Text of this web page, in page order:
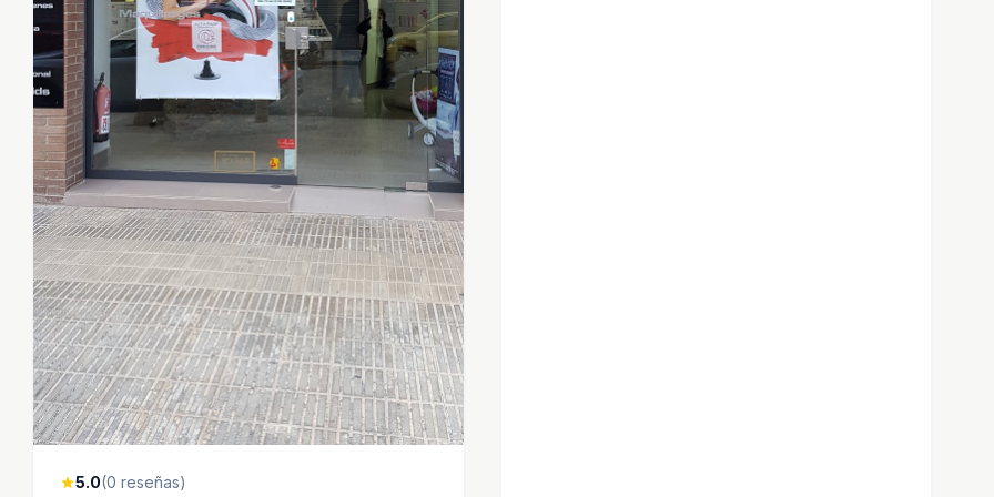
star5.0(0 reseñas)